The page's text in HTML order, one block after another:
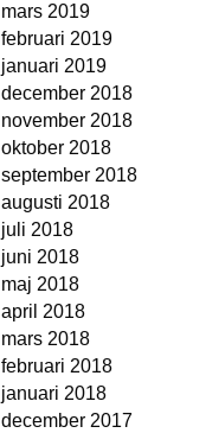
mars 2019
februari 2019
januari 2019
december 2018
november 2018
oktober 2018
september 2018
augusti 2018
juli 2018
juni 2018
maj 2018
april 2018
mars 2018
februari 2018
januari 2018
december 2017